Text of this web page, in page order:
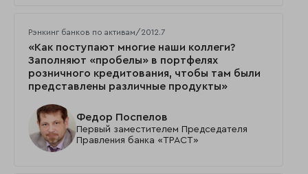
Рэнкинг банков по активам/2012.7
«Как поступают многие наши коллеги?
Заполняют «пробелы» в портфелях
розничного кредитования, чтобы там были
представлены различные продукты»
Федор Поспелов
Первый заместителем Председателя
Правления банка «ТРАСТ»